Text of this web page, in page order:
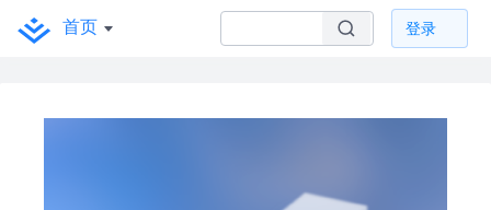
首页 登录